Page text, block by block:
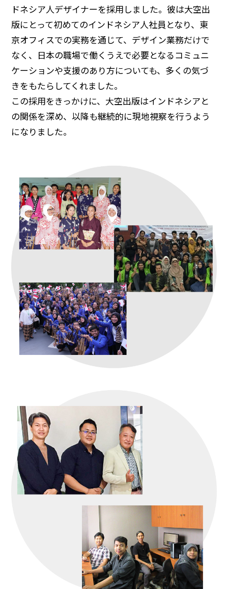
ドネシア人デザイナーを採用しました。彼は大空出
版にとって初めてのインドネシア人社員となり、東
京オフィスでの実務を通じて、デザイン業務だけで
なく、日本の職場で働くうえで必要となるコミュニ
ケーションや支援のあり方についても、多くの気づ
きをもたらしてくれました。
この採用をきっかけに、大空出版はインドネシアと
の関係を深め、以降も継続的に現地視察を行うよう
になりました。